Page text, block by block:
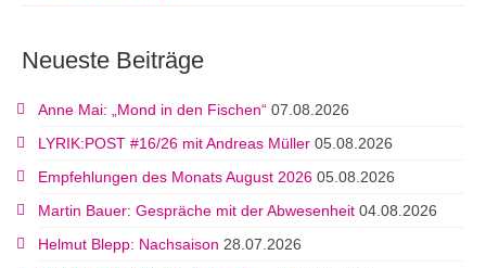
Neueste Beiträge
Anne Mai: „Mond in den Fischen“ 07.08.2026
LYRIK:POST #16/26 mit Andreas Müller 05.08.2026
Empfehlungen des Monats August 2026 05.08.2026
Martin Bauer: Gespräche mit der Abwesenheit 04.08.2026
Helmut Blepp: Nachsaison 28.07.2026